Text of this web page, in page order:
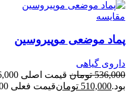
مقایسه
پماد موضعی موپیروسین
داروی گیاهی
536,000 تومان
بود.510,000 تومانقیمت فعلی 510,000 تومان است.